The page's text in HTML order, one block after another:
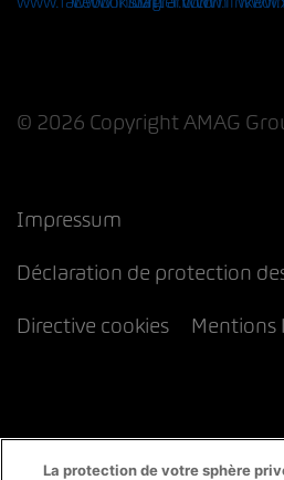
© 2026 Copyright AMAG
Impressum
Déclaration de protection
Directive cookies Mentions
La protection de votre sphère